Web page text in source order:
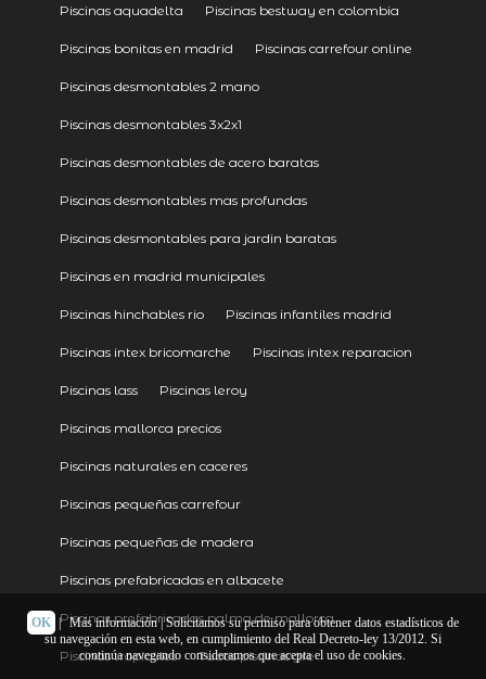
Piscinas aquadelta Piscinas bestway en colombia
Piscinas bonitas en madrid Piscinas carrefour online
Piscinas desmontables 2 mano
Piscinas desmontables 3x2x1
Piscinas desmontables de acero baratas
Piscinas desmontables mas profundas
Piscinas desmontables para jardin baratas
Piscinas en madrid municipales
Piscinas hinchables rio Piscinas infantiles madrid
Piscinas intex bricomarche Piscinas intex reparacion
Piscinas lass Piscinas leroy
Piscinas mallorca precios
Piscinas naturales en caceres
Piscinas pequeñas carrefour
Piscinas pequeñas de madera
Piscinas prefabricadas en albacete
Piscinas prefabricadas palma de mallorca
Piscinas tropicales Tubos piscinas gre
OK | Más información| Solicitamos su permiso para obtener datos estadísticos de
su navegación en esta web, en cumplimiento del Real Decreto-ley 13/2012. Si
continúa navegando consideramos que acepta el uso de cookies.